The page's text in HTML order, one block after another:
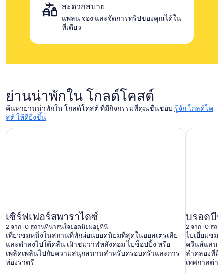
สะดวกสบาย
แพลน จอง และจัดการทริปของคุณได้ใน
ที่เดียว
ย่านน่าพักใน โกลด์โคสต์
ค้นหาย่านน่าพักใน โกลด์โคสต์ ที่มีกิจกรรมที่คุณชื่นชอบ รู้จัก โกลด์โค
สต์ ให้ดียิ่งขึ้น
เซิร์ฟเฟอร์สพาราไดซ์
2 จาก 10 สถานที่น่าสนใจยอดนิยมอยู่ที่นี่
เที่ยวชมหนึ่งในสถานที่พักผ่อนยอดนิยมที่สุดในออสเตรเลีย
และดำลงไปใต้คลื่น เฝ้าชมวาฬหลังค่อม ไปช็อปปิ้ง หรือ
เพลิดเพลินไปกับความสนุกสนานสำหรับครอบครัวและการ
ท่องราตรี
บรอดบีช
2 จาก 10 สถ
ไปเยี่ยมชม
ควีนส์แลนด์
ลำคลองที่มี
เทศกาลต่า